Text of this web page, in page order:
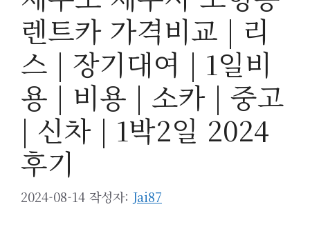
렌트카 가격비교 | 리
스 | 장기대여 | 1일비
용 | 비용 | 소카 | 중고
| 신차 | 1박2일 2024
후기
2024-08-14 작성자: Jai87